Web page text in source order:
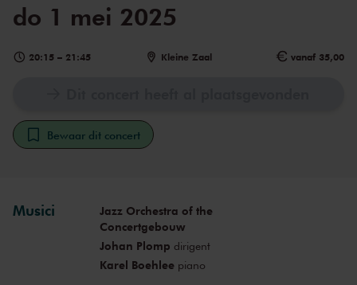
do 1 mei 2025
20:15 – 21:45 Kleine Zaal vanaf 35,00
Bewaar dit concert
Musici
Jazz Orchestra of the
Concertgebouw
Johan Plomp dirigent
Karel Boehleepiano